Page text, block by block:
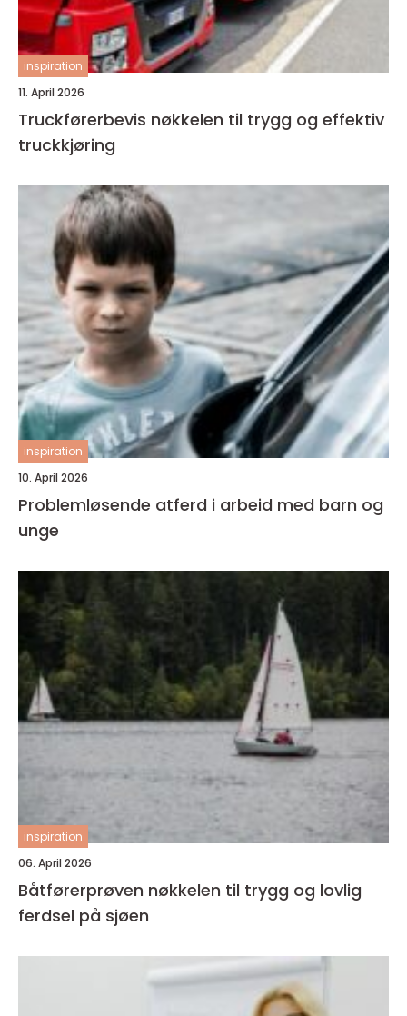
inspiration
11. April 2026
Truckførerbevis nøkkelen til trygg og effektiv
truckkjøring
inspiration
10. April 2026
Problemløsende atferd i arbeid med barn og
unge
inspiration
06. April 2026
Båtførerprøven nøkkelen til trygg og lovlig
ferdsel på sjøen